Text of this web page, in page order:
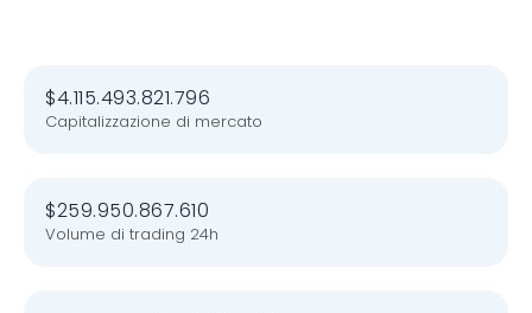
$4.115.493.821.796
Capitalizzazione di mercato
$259.950.867.610
Volume di trading 24h